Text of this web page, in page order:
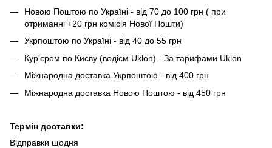
Новою Поштою по Україні - від 70 до 100 грн ( при
отриманні +20 грн комісія Нової Пошти)
Укрпоштою по Україні - від 40 до 55 грн
Кур'єром по Києву (водієм Uklon) - За тарифами Uklon
Міжнародна доставка Укрпоштою - від 400 грн
Міжнародна доставка Новою Поштою - від 450 грн
Термін доставки:
Відправки щодня